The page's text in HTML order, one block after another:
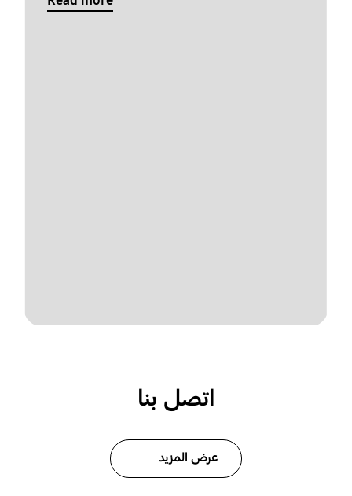
اتصل بنا
عرض المزيد